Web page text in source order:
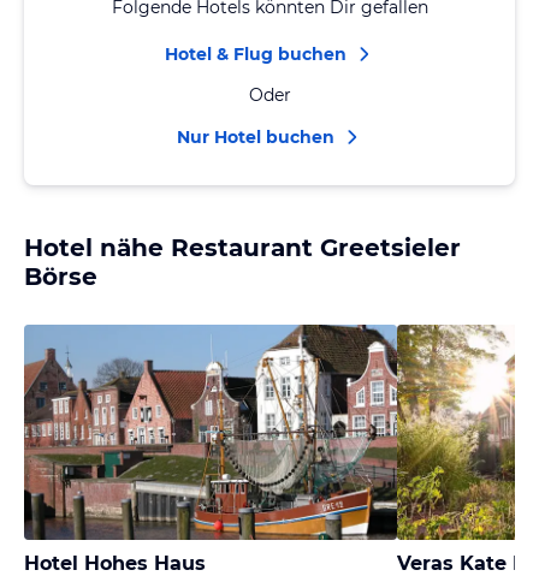
Folgende Hotels könnten Dir gefallen
Hotel & Flug buchen
Oder
Nur Hotel buchen
Hotel nähe Restaurant Greetsieler
Börse
Hotel Hohes Haus